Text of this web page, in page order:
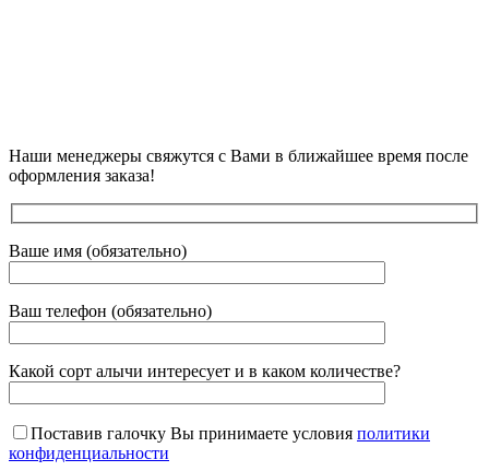
Наши менеджеры свяжутся с Вами в ближайшее время после
оформления заказа!
Ваше имя (обязательно)
Ваш телефон (обязательно)
Какой сорт алычи интересует и в каком количестве?
Поставив галочку Вы принимаете условия политики
конфиденциальности